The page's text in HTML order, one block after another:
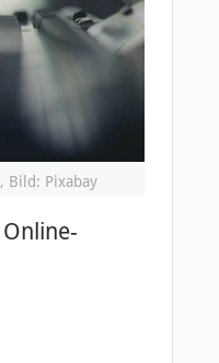
Bild: Pixabay